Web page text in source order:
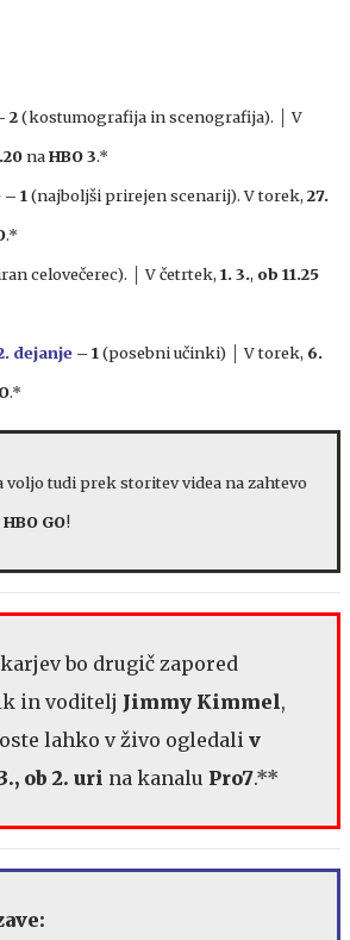
2(kostumografija in scenografija). │ V
naHBO 3.*
– 1 (najboljši prirejen scenarij). V torek, 27.
.*
celovečerec). │ V četrtek, 1. 3., ob 11.25
dejanje – 1 (posebni učinki) │ V torek, 6.
.*
voljo tudi prek storitev videa na zahtevo
HBO GO!
bo drugič zapored
in voditelj Jimmy Kimmel,
lahko v živo ogledali v
ob 2. uri na kanalu Pro7.**